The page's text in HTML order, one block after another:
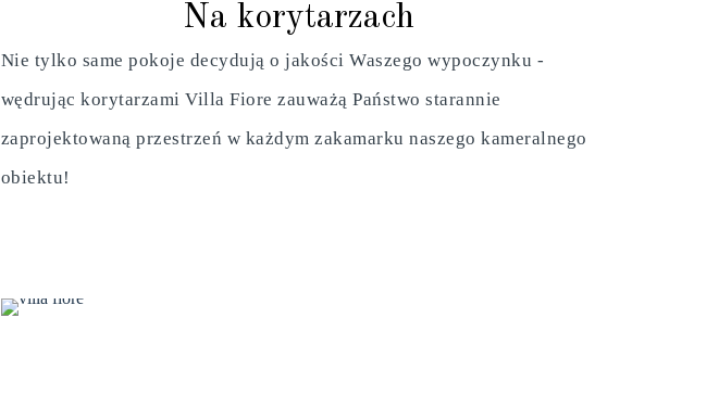
Na korytarzach
Nie tylko same pokoje decydują o jakości Waszego wypoczynku -
wędrując korytarzami Villa Fiore zauważą Państwo starannie
zaprojektowaną przestrzeń w każdym zakamarku naszego kameralnego
obiektu!